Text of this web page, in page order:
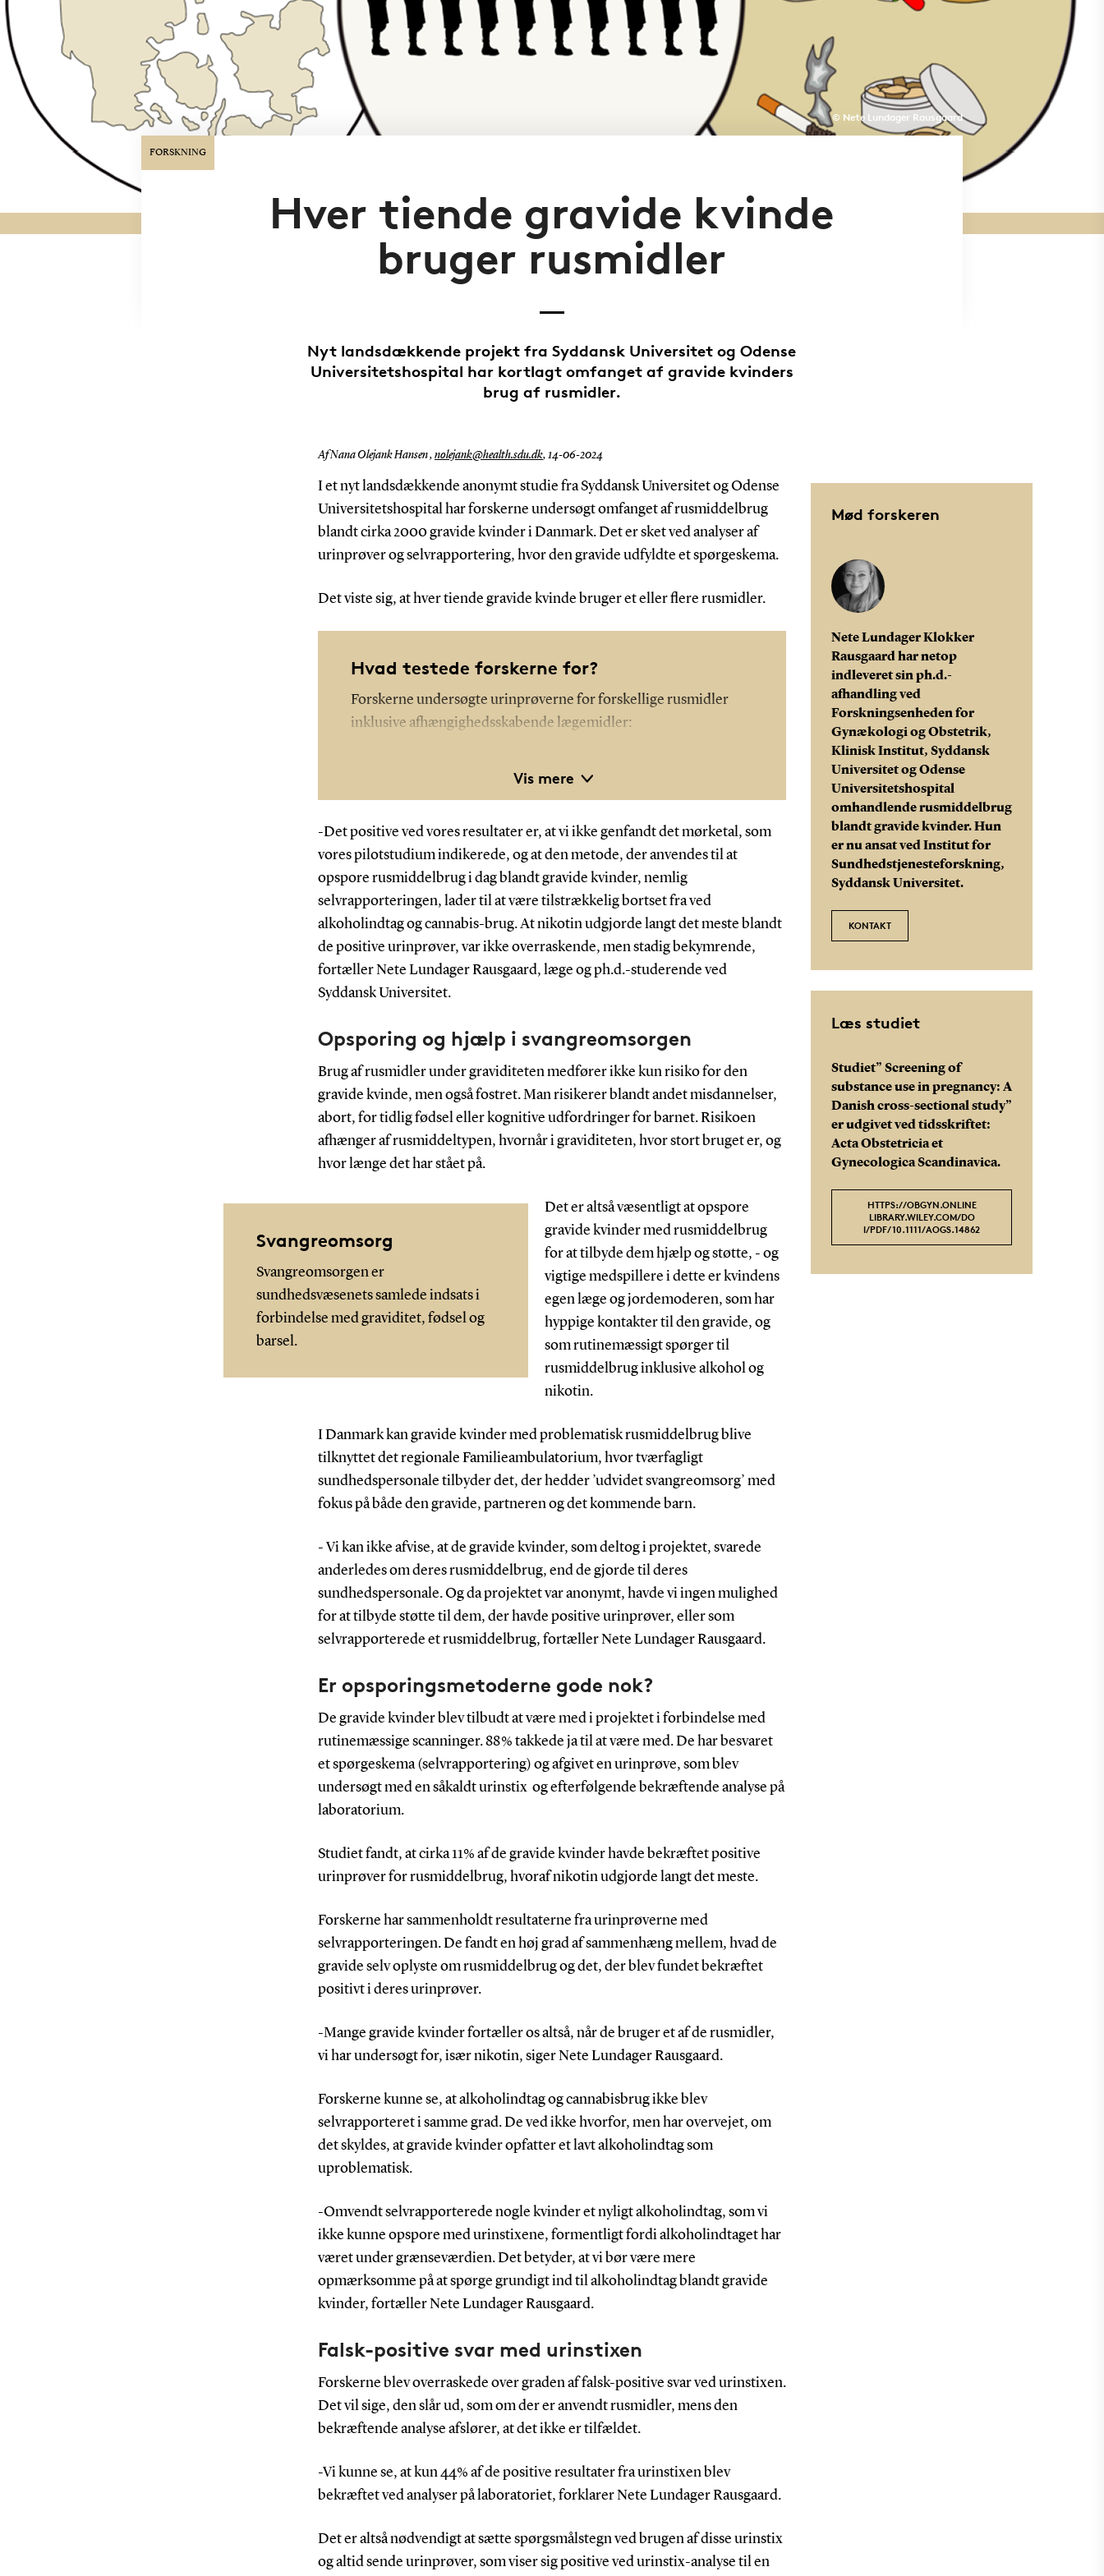
FORSKNING
© Nete Lundager Rausgaard
Hver tiende gravide kvinde
bruger rusmidler
Nyt landsdækkende projekt fra Syddansk Universitet og Odense
Universitetshospital har kortlagt omfanget af gravide kvinders
brug af rusmidler.
Af Nana Olejank Hansen , nolejank@health.sdu.dk, 14-06-2024
I et nyt landsdækkende anonymt studie fra Syddansk Universitet og Odense
Universitetshospital har forskerne undersøgt omfanget af rusmiddelbrug
blandt cirka 2000 gravide kvinder i Danmark. Det er sket ved analyser af
urinprøver og selvrapportering, hvor den gravide udfyldte et spørgeskema.
Det viste sig, at hver tiende gravide kvinde bruger et eller flere rusmidler.
Vis mere
Hvad testede forskerne for?
Forskerne undersøgte urinprøverne for forskellige rusmidler
inklusive afhængighedsskabende lægemidler:
fentanyl
Kokain
Amfetamin og metamfetamin
Cannabis
Benzodiazepiner
Methylphenidat – lægemiddel til behandling af ADHD
Pregabalin – lægemiddel til behandling af fx nervesmerter og
epilepsi
-Det positive ved vores resultater er, at vi ikke genfandt det mørketal, som
vores pilotstudium indikerede, og at den metode, der anvendes til at
opspore rusmiddelbrug i dag blandt gravide kvinder, nemlig
selvrapporteringen, lader til at være tilstrækkelig bortset fra ved
alkoholindtag og cannabis-brug. At nikotin udgjorde langt det meste blandt
de positive urinprøver, var ikke overraskende, men stadig bekymrende,
fortæller Nete Lundager Rausgaard, læge og ph.d.-studerende ved
Syddansk Universitet.
Opsporing og hjælp i svangreomsorgen
Brug af rusmidler under graviditeten medfører ikke kun risiko for den
gravide kvinde, men også fostret. Man risikerer blandt andet misdannelser,
abort, for tidlig fødsel eller kognitive udfordringer for barnet. Risikoen
afhænger af rusmiddeltypen, hvornår i graviditeten, hvor stort bruget er, og
hvor længe det har stået på.
Svangreomsorg
Svangreomsorgen er
sundhedsvæsenets samlede indsats i
forbindelse med graviditet, fødsel og
barsel.
Det er altså væsentligt at opspore
gravide kvinder med rusmiddelbrug
for at tilbyde dem hjælp og støtte, - og
vigtige medspillere i dette er kvindens
egen læge og jordemoderen, som har
hyppige kontakter til den gravide, og
som rutinemæssigt spørger til
rusmiddelbrug inklusive alkohol og
nikotin.
I Danmark kan gravide kvinder med problematisk rusmiddelbrug blive
tilknyttet det regionale Familieambulatorium, hvor tværfagligt
sundhedspersonale tilbyder det, der hedder ’udvidet svangreomsorg’ med
fokus på både den gravide, partneren og det kommende barn.
- Vi kan ikke afvise, at de gravide kvinder, som deltog i projektet, svarede
anderledes om deres rusmiddelbrug, end de gjorde til deres
sundhedspersonale. Og da projektet var anonymt, havde vi ingen mulighed
for at tilbyde støtte til dem, der havde positive urinprøver, eller som
selvrapporterede et rusmiddelbrug, fortæller Nete Lundager Rausgaard.
Er opsporingsmetoderne gode nok?
De gravide kvinder blev tilbudt at være med i projektet i forbindelse med
rutinemæssige scanninger. 88 % takkede ja til at være med. De har besvaret
et spørgeskema (selvrapportering) og afgivet en urinprøve, som blev
undersøgt med en såkaldt urinstix og efterfølgende bekræftende analyse på
laboratorium.
Studiet fandt, at cirka 11% af de gravide kvinder havde bekræftet positive
urinprøver for rusmiddelbrug, hvoraf nikotin udgjorde langt det meste.
Forskerne har sammenholdt resultaterne fra urinprøverne med
selvrapporteringen. De fandt en høj grad af sammenhæng mellem, hvad de
gravide selv oplyste om rusmiddelbrug og det, der blev fundet bekræftet
positivt i deres urinprøver.
-Mange gravide kvinder fortæller os altså, når de bruger et af de rusmidler,
vi har undersøgt for, især nikotin, siger Nete Lundager Rausgaard.
Forskerne kunne se, at alkoholindtag og cannabisbrug ikke blev
selvrapporteret i samme grad. De ved ikke hvorfor, men har overvejet, om
det skyldes, at gravide kvinder opfatter et lavt alkoholindtag som
uproblematisk.
-Omvendt selvrapporterede nogle kvinder et nyligt alkoholindtag, som vi
ikke kunne opspore med urinstixene, formentligt fordi alkoholindtaget har
været under grænseværdien. Det betyder, at vi bør være mere
opmærksomme på at spørge grundigt ind til alkoholindtag blandt gravide
kvinder, fortæller Nete Lundager Rausgaard.
Falsk-positive svar med urinstixen
Forskerne blev overraskede over graden af falsk-positive svar ved urinstixen.
Det vil sige, den slår ud, som om der er anvendt rusmidler, mens den
bekræftende analyse afslører, at det ikke er tilfældet.
-Vi kunne se, at kun 44% af de positive resultater fra urinstixen blev
bekræftet ved analyser på laboratoriet, forklarer Nete Lundager Rausgaard.
Det er altså nødvendigt at sætte spørgsmålstegn ved brugen af disse urinstix
og altid sende urinprøver, som viser sig positive ved urinstix-analyse til en
Mød forskeren
Nete Lundager Klokker
Rausgaard har netop
indleveret sin ph.d.-
afhandling ved
Forskningsenheden for
Gynækologi og Obstetrik,
Klinisk Institut, Syddansk
Universitet og Odense
Universitetshospital
omhandlende rusmiddelbrug
blandt gravide kvinder. Hun
er nu ansat ved Institut for
Sundhedstjenesteforskning,
Syddansk Universitet.
KONTAKT
Læs studiet
Studiet” Screening of
substance use in pregnancy: A
Danish cross-sectional study”
er udgivet ved tidsskriftet:
Acta Obstetricia et
Gynecologica Scandinavica.
HTTPS://OBGYN.ONLINE
LIBRARY.WILEY.COM/DO
I/PDF/10.1111/AOGS.14862